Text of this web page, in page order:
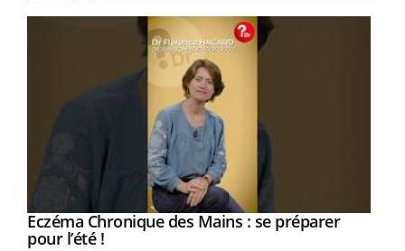
Youtube
Eczéma Chronique des Mains : se préparer
pour l’été !Youtube